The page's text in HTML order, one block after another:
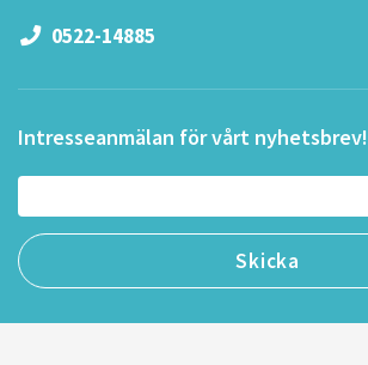
0522-14885
Intresseanmälan för vårt nyhetsbrev!